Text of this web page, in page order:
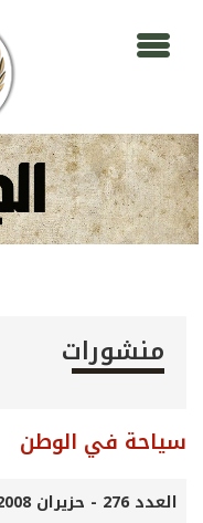
منشورات
سياحة في الوطن
العدد 276 - حزيران 2008